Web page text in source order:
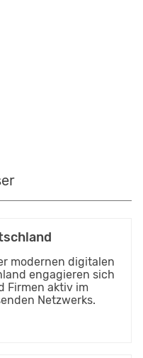
modernen digitalen
engagieren sich
Firmen aktiv im
Netzwerks.